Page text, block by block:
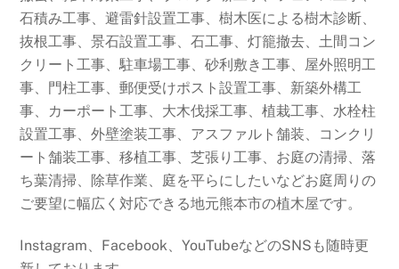
石積み工事、避雷針設置工事、樹木医による樹木診断、
抜根工事、景石設置工事、石工事、灯籠撤去、土間コン
クリート工事、駐車場工事、砂利敷き工事、屋外照明工
事、門柱工事、郵便受けポスト設置工事、新築外構工
事、カーポート工事、大木伐採工事、植栽工事、水栓柱
設置工事、外壁塗装工事、アスファルト舗装、コンクリ
ート舗装工事、移植工事、芝張り工事、お庭の清掃、落
ち葉清掃、除草作業、庭を平らにしたいなどお庭周りの
ご要望に幅広く対応できる地元熊本市の植木屋です。
Instagram、Facebook、YouTubeなどのSNSも随時更